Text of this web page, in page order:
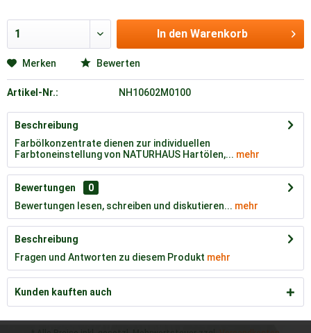
In den Warenkorb
Merken Bewerten
Artikel-Nr.: NH10602M0100
Beschreibung
Farbölkonzentrate dienen zur individuellen
Farbtoneinstellung von NATURHAUS Hartölen,... mehr
Bewertungen
0
Bewertungen lesen, schreiben und diskutieren... mehr
Beschreibung
Fragen und Antworten zu diesem Produkt mehr
Kunden kauften auch